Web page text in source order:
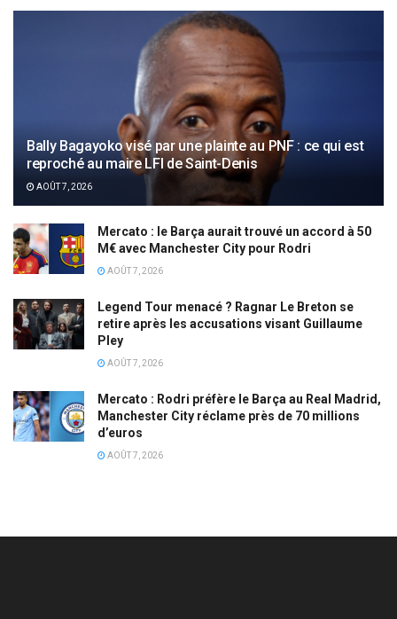
Bally Bagayoko visé par une plainte au PNF : ce qui est
reproché au maire LFI de Saint-Denis
AOÛT 7, 2026
Mercato : le Barça aurait trouvé un accord à 50
M€ avec Manchester City pour Rodri
AOÛT 7, 2026
Legend Tour menacé ? Ragnar Le Breton se
retire après les accusations visant Guillaume
Pley
AOÛT 7, 2026
Mercato : Rodri préfère le Barça au Real Madrid,
Manchester City réclame près de 70 millions
d’euros
AOÛT 7, 2026